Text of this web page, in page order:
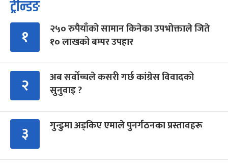
ट्रेन्डिङ
१
२५० रुपैयाँको सामान किनेका उपभोक्ताले जिते
१० लाखको बम्पर उपहार
२
अब सर्वोच्चले कसरी गर्छ कांग्रेस विवादको
सुनुवाइ ?
३ गुन्डुमा अड्किए एमाले पुनर्गठनका प्रस्तावहरू